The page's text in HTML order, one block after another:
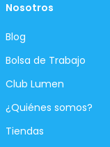
Nosotros
Blog
Bolsa de Trabajo
Club Lumen
¿Quiénes somos?
Tiendas